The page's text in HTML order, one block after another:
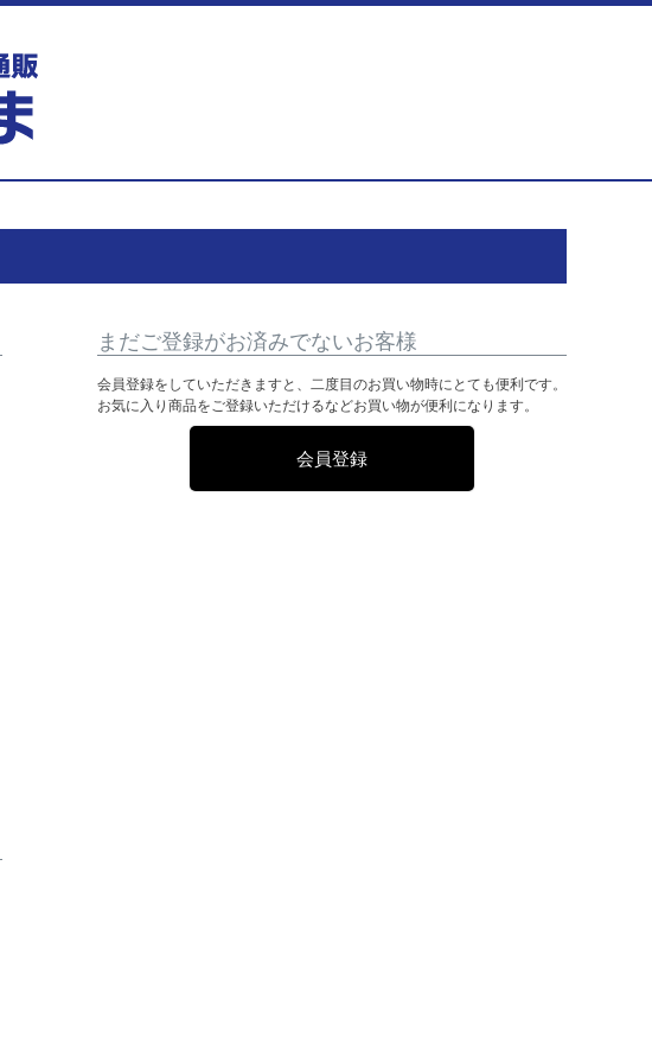
まだご登録がお済みでないお客様
会員登録をしていただきますと、二度目のお買い物時にとても便利です。
お気に入り商品をご登録いただけるなどお買い物が便利になります。
会員登録